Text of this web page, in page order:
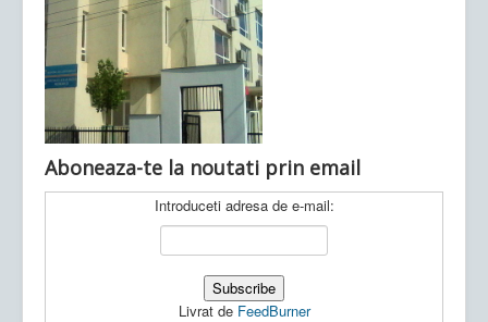
Ultimele articole: Vi, 04.11.2022 -
Județean Mehedinți
Aboneaza-te la noutati prin email
Introduceti adresa de e-mail:
Livrat de FeedBurner